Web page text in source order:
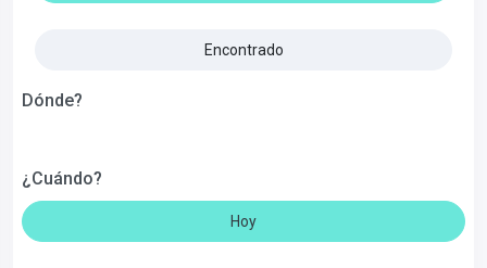
Encontrado
Dónde?
¿Cuándo?
Hoy